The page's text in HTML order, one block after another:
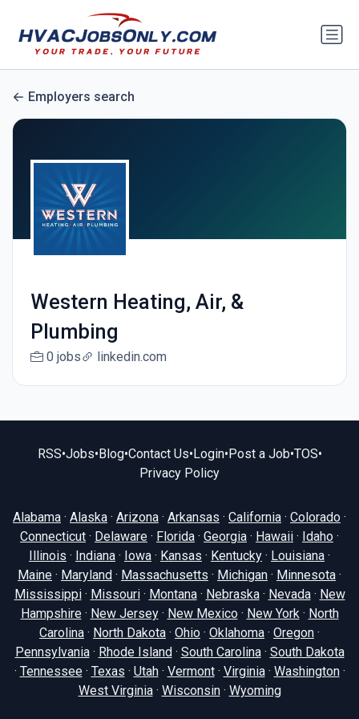
Employers search
Western Heating, Air, &
Plumbing
0 jobs linkedin.com
RSS•Jobs• Blog•Contact Us• Login• Post a Job•TOS•
Privacy Policy
Alabama · Alaska · Arizona · Arkansas · California · Colorado ·
Connecticut · Delaware · Florida · Georgia · Hawaii · Idaho ·
Illinois · Indiana · Iowa · Kansas · Kentucky · Louisiana ·
Maine · Maryland · Massachusetts · Michigan · Minnesota ·
Mississippi· Missouri· Montana· Nebraska· Nevada· New
Hampshire· New Jersey· New Mexico· New York · North
Carolina · North Dakota · Ohio · Oklahoma · Oregon ·
Pennsylvania· Rhode Island· South Carolina· South Dakota
· Tennessee· Texas · Utah· Vermont· Virginia· Washington·
West Virginia· Wisconsin· Wyoming